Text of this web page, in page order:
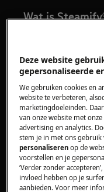
Wat is
vele voordelen
Koken met
vitamines, kleur-
bevatten minder
gebruikt en
behouden. Als je
verheugen op
maaltijden.
Deze website
gepersonaliseerde
We gebruiken cookies en
website te verbeteren,
marketingdoeleinden.
van onze website met
advertising en analytics.
stem je in met ons
personaliseren op de
voorstellen en je
‘Verder zonder
invloed hebben op je
aanbieden. Voor meer